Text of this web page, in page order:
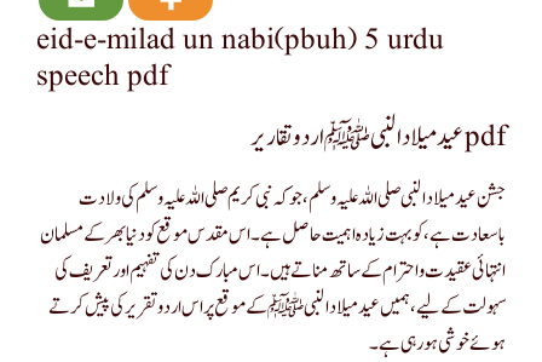
eid-e-milad un nabi(pbuh) 5 urdu
speech pdf
عید میلاد النبی ﷺ اردو تقاریر pdf
جشن عید میلاد النبی صلی اللہ علیہ وسلم، جو کہ نبی کریم صلی اللہ علیہ وسلم کی ولادت
باسعادت ہے، کو بہت زیادہ اہمیت حاصل ہے۔ اس مقدس موقع کو دنیا بھر کے مسلمان
انتہائی عقیدت و احترام کے ساتھ مناتے ہیں۔ اس مبارک دن کی تفہیم اور تعریف کی
سہولت کے لیے، ہمیں عید میلاد النبیﷺ کے موقع پر اس اردو تقریر کی پیش کرتے
ہوئے خوشی ہو رہی ہے۔